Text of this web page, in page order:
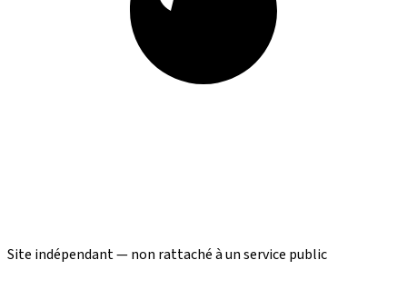
Site indépendant — non rattaché à un service public